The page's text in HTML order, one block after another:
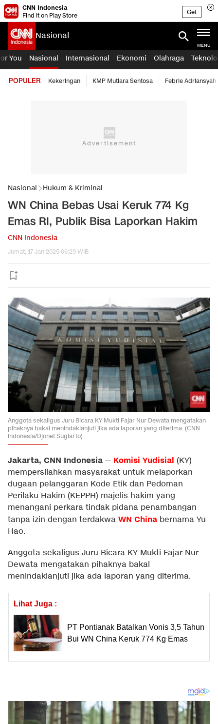
CNN Indonesia
Find it on Play Store
Get
Nasional
MENU
You Nasional Internasional Ekonomi Olahraga
POPULER Kekeringan KMP Mutiara Sentosa Febrie Adriansyah
Nasional Hukum & Kriminal
WN China Bebas Usai Keruk 774 Kg
Emas RI, Publik Bisa Laporkan Hakim
CNN Indonesia
Jumat, 17 Jan 2025 06:29 WIB
Anggota sekaligus Juru Bicara KY Mukti Fajar Nur Dewata mengatakan
pihaknya bakal menindaklanjuti jika ada laporan yang diterima. (CNN
Indonesia/Djonet Sugiarto)
Jakarta, CNN Indonesia -- Komisi Yudisial (KY)
mempersilahkan masyarakat untuk melaporkan
dugaan pelanggaran Kode Etik dan Pedoman
Perilaku Hakim (KEPPH) majelis hakim yang
menangani perkara tindak pidana penambangan
tanpa izin dengan terdakwa WN China bernama Yu
Hao.
Anggota sekaligus Juru Bicara KY Mukti Fajar Nur
Dewata mengatakan pihaknya bakal
menindaklanjuti jika ada laporan yang diterima.
Lihat Juga :
PT Pontianak Batalkan Vonis 3,5 Tahun
Bui WN China Keruk 774 Kg Emas